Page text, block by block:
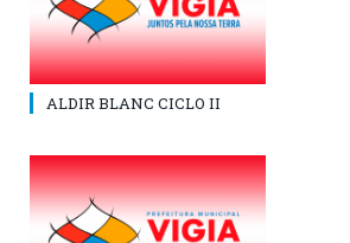
ALDIR BLANC CICLO II